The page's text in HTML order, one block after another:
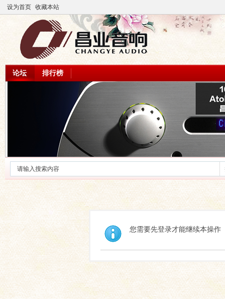
设为首页 收藏本站
论坛 排行榜
您需要先登录才能继续本操作